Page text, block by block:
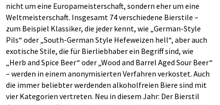
nicht um eine Europameisterschaft, sondern eher um eine
Weltmeisterschaft. Insgesamt 74 verschiedene Bierstile –
zum Beispiel Klassiker, die jeder kennt, wie „German-Style
Pils“ oder „South-German Style Hefeweizen hell“, aber auch
exotische Stile, die für Bierliebhaber ein Begriff sind, wie
„Herb and Spice Beer“ oder „Wood and Barrel Aged Sour Beer“
– werden in einem anonymisierten Verfahren verkostet. Auch
die immer beliebter werdenden alkoholfreien Biere sind mit
vier Kategorien vertreten. Neu in diesem Jahr: Der Bierstil